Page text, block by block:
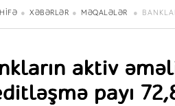
XƏBƏRLƏR MƏQALƏLƏR
aktiv
payı